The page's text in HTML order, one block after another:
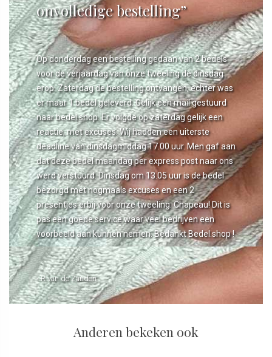
onvolledige bestelling”
Op donderdag een bestelling gedaan van 2 bedels
voor de verjaardag van onze tweeling de dinsdag
erop. Zaterdag de bestelling ontvangen, echter was
er maar 1 bedel geleverd. Gelijk een mail gestuurd
naar bedel.shop. Er volgde op zaterdag gelijk een
reactie, met excuses. Wij hadden een uiterste
deadline van dinsdagmiddag 17.00 uur. Men gaf aan
dat deze bedel maandag per express post naar ons
werd verstuurd. Dinsdag om 13.05 uur is de bedel
bezorgd met nogmaals excuses en een 2
presentjes erbij voor onze tweeling. Chapeau! Dit is
pas een goede service waar veel bedrijven een
voorbeeld aan kunnen nemen. Bedankt Bedel.shop !
- R van de Zanden
Anderen bekeken ook